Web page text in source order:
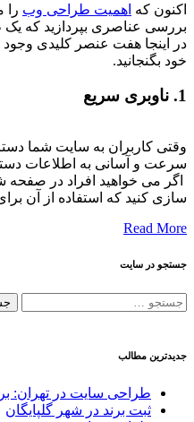
اکنون که اهمیت طراحی وب را
بررسی عناصری بپردازید که یک
در اینجا هفت عنصر کلیدی
خود بگنجانید.
1. ناوبری سریع
وقتی کاربران به سایت شما
سرعت و آسانی به اطلاعات
اگر می خواهید افراد در صفحه
سازی کنید که استفاده از آن
Read More
جستجو در سایت
جستجو
جدیدترین مطالب
طراحی سایت در تهران:
ثبت برند در شهر گلپایگان